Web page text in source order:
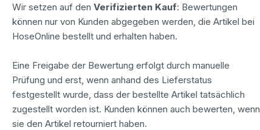
Wir setzen auf den Verifizierten Kauf: Bewertungen
können nur von Kunden abgegeben werden, die Artikel bei
HoseOnline bestellt und erhalten haben.
Eine Freigabe der Bewertung erfolgt durch manuelle
Prüfung und erst, wenn anhand des Lieferstatus
festgestellt wurde, dass der bestellte Artikel tatsächlich
zugestellt worden ist. Kunden können auch bewerten, wenn
sie den Artikel retourniert haben.